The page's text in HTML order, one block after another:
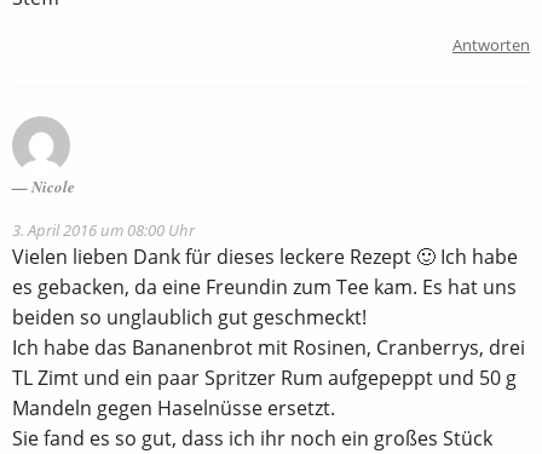
Antworten
Nicole
3. April 2016 um 08:00 Uhr
Vielen lieben Dank für dieses leckere Rezept 🙂 Ich habe
es gebacken, da eine Freundin zum Tee kam. Es hat uns
beiden so unglaublich gut geschmeckt!
Ich habe das Bananenbrot mit Rosinen, Cranberrys, drei
TL Zimt und ein paar Spritzer Rum aufgepeppt und 50 g
Mandeln gegen Haselnüsse ersetzt.
Sie fand es so gut, dass ich ihr noch ein großes Stück